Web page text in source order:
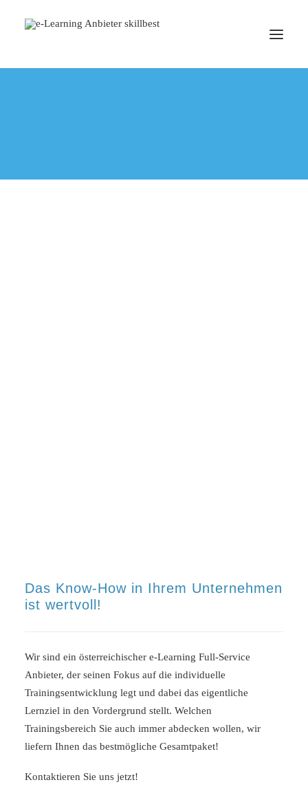
Produktschulung
Das Know-How in Ihrem Unternehmen
ist wertvoll!
Wir sind ein österreichischer e-Learning Full-Service
Anbieter, der seinen Fokus auf die individuelle
Trainingsentwicklung legt und dabei das eigentliche
Lernziel in den Vordergrund stellt. Welchen
Trainingsbereich Sie auch immer abdecken wollen, wir
liefern Ihnen das bestmögliche Gesamtpaket!
Kontaktieren Sie uns jetzt!